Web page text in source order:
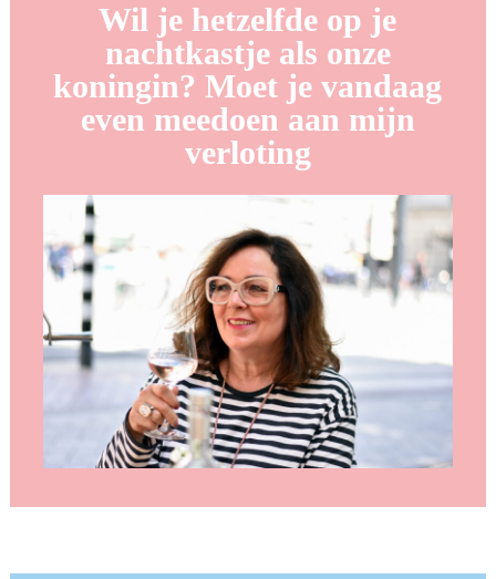
Wil je hetzelfde op je
nachtkastje als onze
koningin? Moet je vandaag
even meedoen aan mijn
verloting